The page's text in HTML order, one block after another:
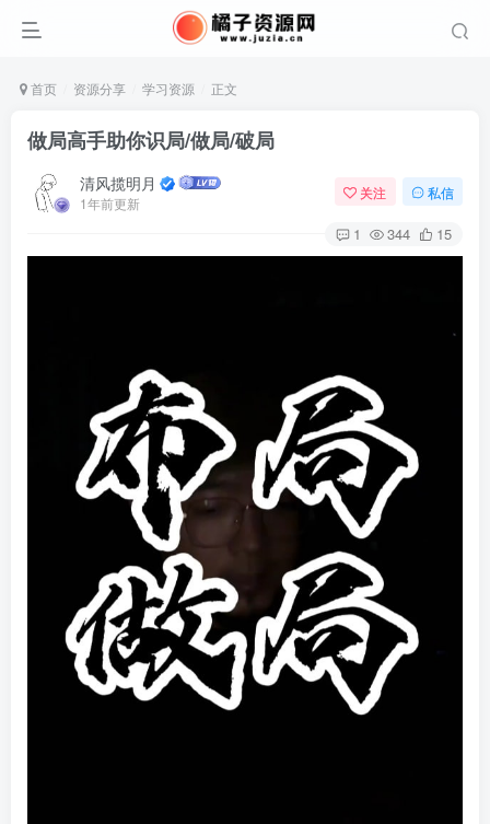
首页 资源分享 学习资源 正文
做局高手助你识局/做局/破局
清风揽明月
1年前更新
关注 私信
1 344 15